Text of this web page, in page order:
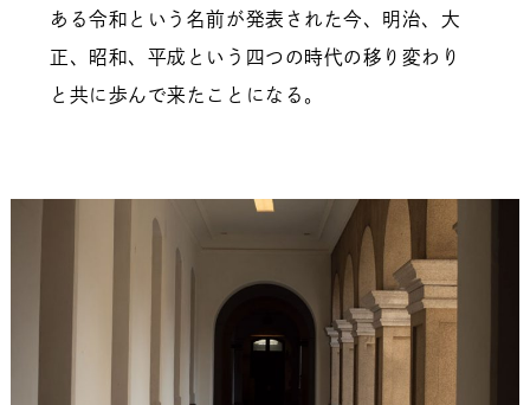
ある令和という名前が発表された今、明治、大
正、昭和、平成という四つの時代の移り変わり
と共に歩んで来たことになる。